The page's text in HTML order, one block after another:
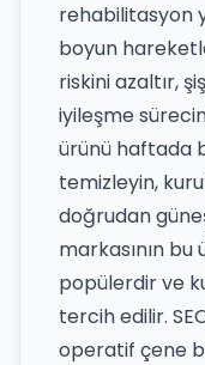
rehabilitasyon
boyun
riskini azaltır,
iyileşme
ürünü haftada
temizleyin,
doğrudan
markasının
popülerdir ve
tercih edilir.
operatif çene